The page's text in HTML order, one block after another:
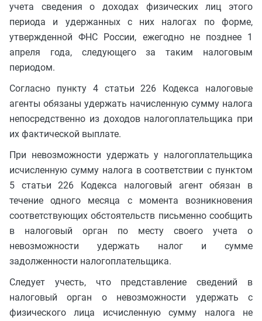
учета сведения о доходах физических лиц этого
периода и удержанных с них налогах по форме,
утвержденной ФНС России, ежегодно не позднее 1
апреля года, следующего за таким налоговым
периодом.
Согласно пункту 4 статьи 226 Кодекса налоговые
агенты обязаны удержать начисленную сумму налога
непосредственно из доходов налогоплательщика при
их фактической выплате.
При невозможности удержать у налогоплательщика
исчисленную сумму налога в соответствии с пунктом
5 статьи 226 Кодекса налоговый агент обязан в
течение одного месяца с момента возникновения
соответствующих обстоятельств письменно сообщить
в налоговый орган по месту своего учета о
невозможности удержать налог и сумме
задолженности налогоплательщика.
Следует учесть, что представление сведений в
налоговый орган о невозможности удержать с
физического лица исчисленную сумму налога не